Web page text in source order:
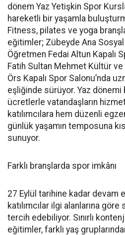
dönem Yaz Yetişkin Spor
hareketli bir yaşamla
Fitness, pilates ve yoga
eğitimler; Zübeyde Ana
Öğretmen Fedai Altun Kapalı
Fatih Sultan Mehmet Kültür ve
Örs Kapalı Spor Salonu’nda
eşliğinde sürüyor. Yaz dönemi
ücretlerle vatandaşların
katılımcılara hem düzenli
günlük yaşamın temposuna
sunuyor.
Farklı branşlarda spor imkânı
27 Eylül tarihine kadar devam
katılımcılar ilgi alanlarına
tercih edebiliyor. Sınırlı
eğitimler, farklı yaş